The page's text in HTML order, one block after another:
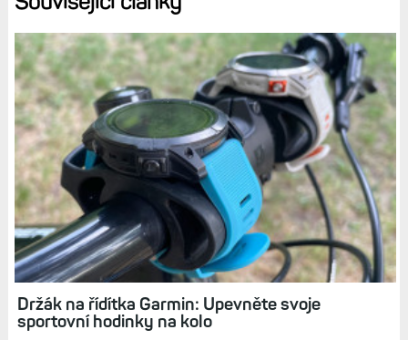
Související články